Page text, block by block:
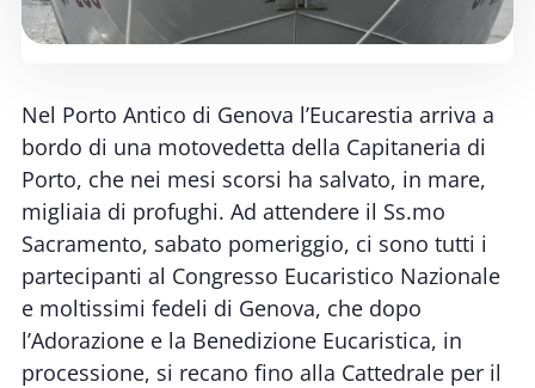
Nel Porto Antico di Genova l’Eucarestia arriva a
bordo di una motovedetta della Capitaneria di
Porto, che nei mesi scorsi ha salvato, in mare,
migliaia di profughi. Ad attendere il Ss.mo
Sacramento, sabato pomeriggio, ci sono tutti i
partecipanti al Congresso Eucaristico Nazionale
e moltissimi fedeli di Genova, che dopo
l’Adorazione e la Benedizione Eucaristica, in
processione, si recano fino alla Cattedrale per il